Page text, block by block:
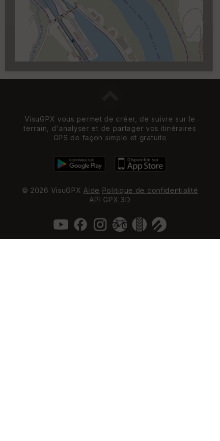
Carroyage UTM
(1km à partir du niveau de
zoom 14)
VisuGPX vous permet de créer, de suivre sur le
terrain, d'analyser et de partager vos itinéraires
GPS de façon simple et gratuite
© 2026 VisuGPX Aide Politique de confidentialité
API GPX 3D